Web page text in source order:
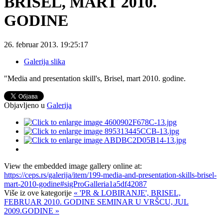
GODINE
26. februar 2013. 19:25:17
Galerija slika
"Media and presentation skill's, Brisel, mart 2010. godine.
Objavljeno u Galerija
View the embedded image gallery online at:
https://ceps.rs/galerija/item/199-media-and-presentation-skills-brisel-
mart-2010-godine#sigProGalleria1a5df42087
Više iz ove kategorije « 'PR & LOBIRANJE', BRISEL,
FEBRUAR 2010. GODINE SEMINAR U VRŠCU, JUL
2009.GODINE »